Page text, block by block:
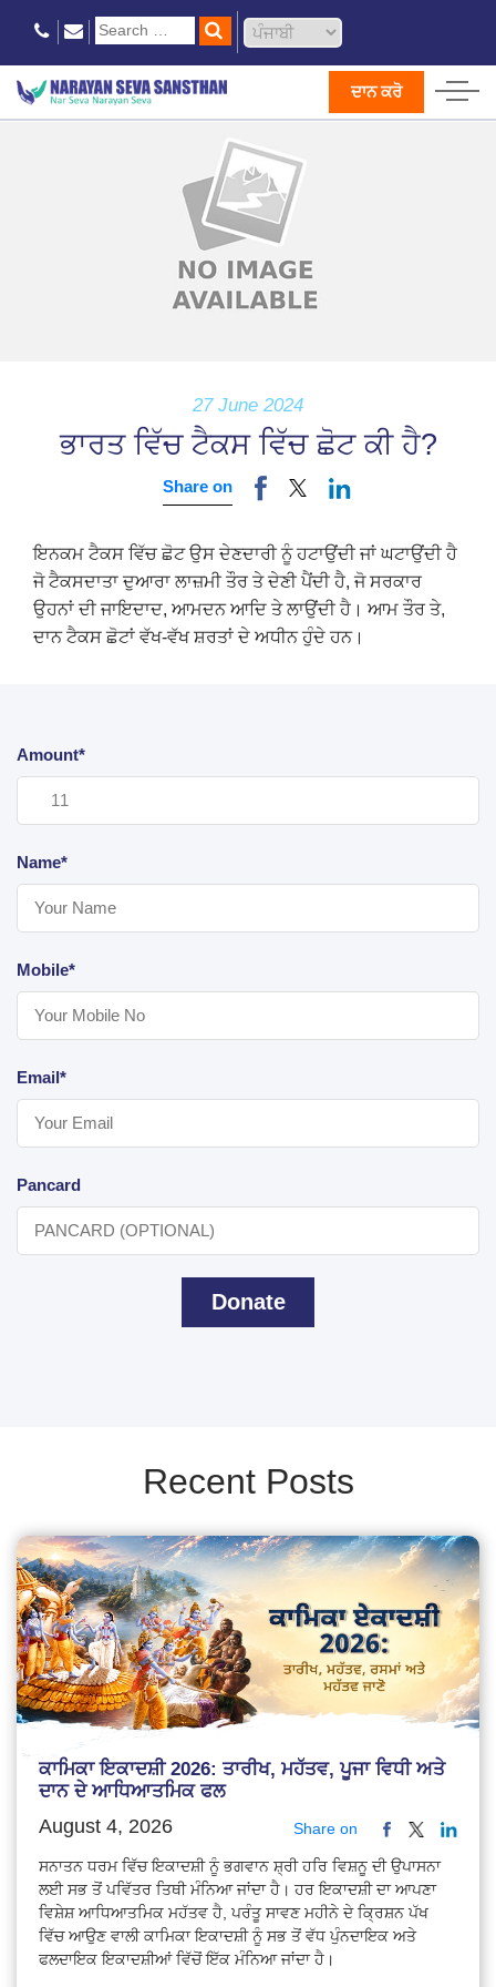
ਦਾਨ ਕਰੋ
27 June 2024
ਭਾਰਤ ਵਿੱਚ ਟੈਕਸ ਵਿੱਚ ਛੋਟ ਕੀ ਹੈ?
Share on
ਇਨਕਮ ਟੈਕਸ ਵਿੱਚ ਛੋਟ ਉਸ ਦੇਣਦਾਰੀ ਨੂੰ ਹਟਾਉਂਦੀ ਜਾਂ ਘਟਾਉਂਦੀ ਹੈ
ਜੋ ਟੈਕਸਦਾਤਾ ਦੁਆਰਾ ਲਾਜ਼ਮੀ ਤੌਰ ਤੇ ਦੇਣੀ ਪੈਂਦੀ ਹੈ, ਜੋ ਸਰਕਾਰ
ਉਹਨਾਂ ਦੀ ਜਾਇਦਾਦ, ਆਮਦਨ ਆਦਿ ਤੇ ਲਾਉਂਦੀ ਹੈ। ਆਮ ਤੌਰ ਤੇ,
ਦਾਨ ਟੈਕਸ ਛੋਟਾਂ ਵੱਖ-ਵੱਖ ਸ਼ਰਤਾਂ ਦੇ ਅਧੀਨ ਹੁੰਦੇ ਹਨ।
Amount*
Name*
Mobile*
Email*
Pancard
Donate
Recent Posts
ਕਾਮਿਕਾ ਇਕਾਦਸ਼ੀ 2026: ਤਾਰੀਖ, ਮਹੱਤਵ, ਪੂਜਾ ਵਿਧੀ ਅਤੇ
ਦਾਨ ਦੇ ਆਧਿਆਤਮਿਕ ਫਲ
August 4, 2026 Share on
ਸਨਾਤਨ ਧਰਮ ਵਿੱਚ ਇਕਾਦਸ਼ੀ ਨੂੰ ਭਗਵਾਨ ਸ਼੍ਰੀ ਹਰਿ ਵਿਸ਼ਨੂ ਦੀ ਉਪਾਸਨਾ
ਲਈ ਸਭ ਤੋਂ ਪਵਿੱਤਰ ਤਿਥੀ ਮੰਨਿਆ ਜਾਂਦਾ ਹੈ। ਹਰ ਇਕਾਦਸ਼ੀ ਦਾ ਆਪਣਾ
ਵਿਸ਼ੇਸ਼ ਆਧਿਆਤਮਿਕ ਮਹੱਤਵ ਹੈ, ਪਰੰਤੂ ਸਾਵਣ ਮਹੀਨੇ ਦੇ ਕ੍ਰਿਸ਼ਨ ਪੱਖ
ਵਿੱਚ ਆਉਣ ਵਾਲੀ ਕਾਮਿਕਾ ਇਕਾਦਸ਼ੀ ਨੂੰ ਸਭ ਤੋਂ ਵੱਧ ਪੁੰਨਦਾਇਕ ਅਤੇ
ਫਲਦਾਇਕ ਇਕਾਦਸ਼ੀਆਂ ਵਿੱਚੋਂ ਇੱਕ ਮੰਨਿਆ ਜਾਂਦਾ ਹੈ।